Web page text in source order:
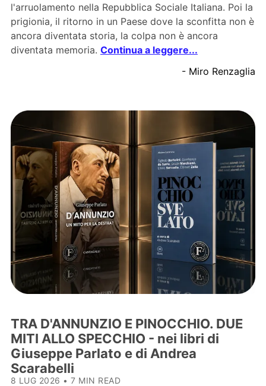
l'arruolamento nella Repubblica Sociale Italiana. Poi la
prigionia, il ritorno in un Paese dove la sconfitta non è
ancora diventata storia, la colpa non è ancora
diventata memoria. Continua a leggere...
- Miro Renzaglia
TRA D'ANNUNZIO E PINOCCHIO. DUE
MITI ALLO SPECCHIO - nei libri di
Giuseppe Parlato e di Andrea
Scarabelli
8 LUG 2026 • 7 MIN READ